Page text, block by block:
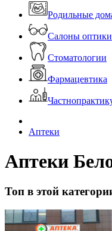
Родильные
Салоны оптики
Стоматологии
Фармацевтика
Аптеки
Аптеки
Топ в этой